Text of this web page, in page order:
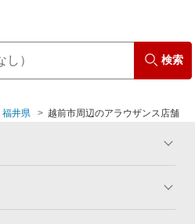
検索
福井県 越前市周辺のアラウザンス店舗